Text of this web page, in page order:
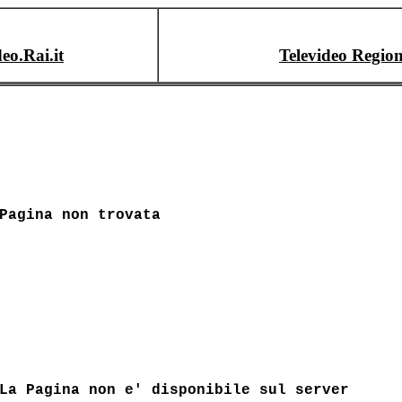
Televideo
Pagina non trovata
La Pagina non e' disponibile sul server